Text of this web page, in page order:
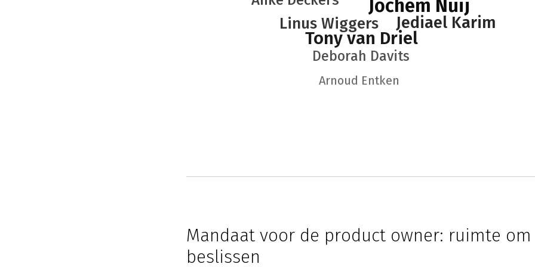
Jochem Nuij
Tony van Driel
Jediael Karim
Linus Wiggers
Deborah Davits
Arnoud Entken
Mandaat voor de product owner: ruimte
beslissen